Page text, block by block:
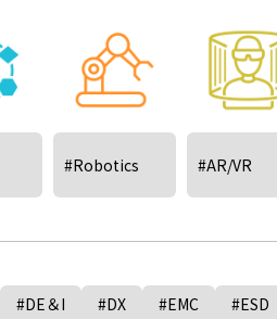
#Robotics #AR/VR
#DE＆I #DX #EMC #ESD